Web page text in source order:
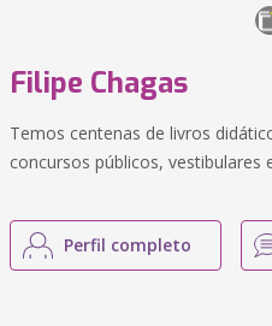
Filipe Chagas
Temos centenas de livros
concursos públicos, vestibulares
Perfil completo